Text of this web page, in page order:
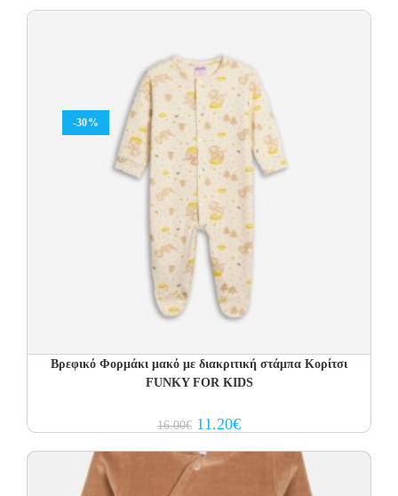
-30%
Βρεφικό Φορμάκι μακό με διακριτική στάμπα Κορίτσι
FUNKY FOR KIDS
16.00€ Original
price
16.00€.
11.20€Current
price